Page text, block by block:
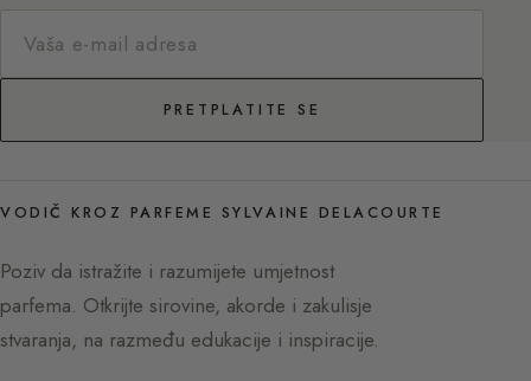
PRETPLATITE SE
VODIČ KROZ PARFEME SYLVAINE DELACOURTE
Poziv da istražite i razumijete umjetnost
parfema. Otkrijte sirovine, akorde i zakulisje
stvaranja, na razmeđu edukacije i inspiracije.